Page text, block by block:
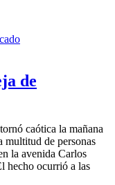
de
caótica la mañana
multitud de personas
la avenida Carlos
hecho ocurrió a las